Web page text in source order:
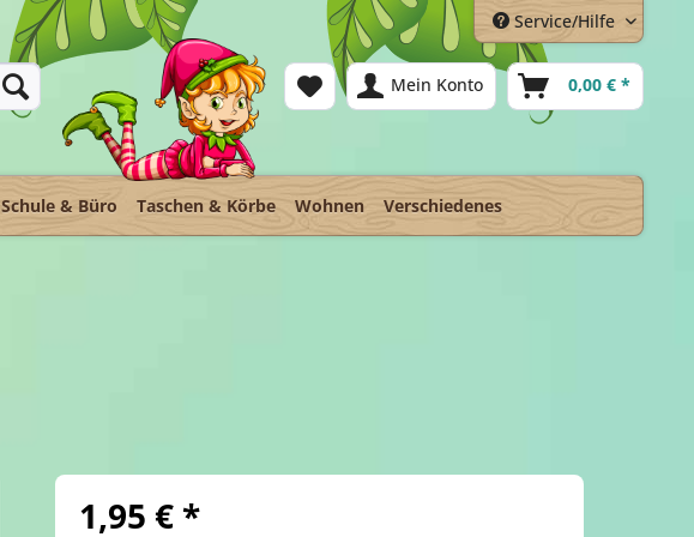
Service/Hilfe
Mein Konto 0,00 € *
Schule & Büro Taschen & Körbe Wohnen Verschiedenes
1,95 € *